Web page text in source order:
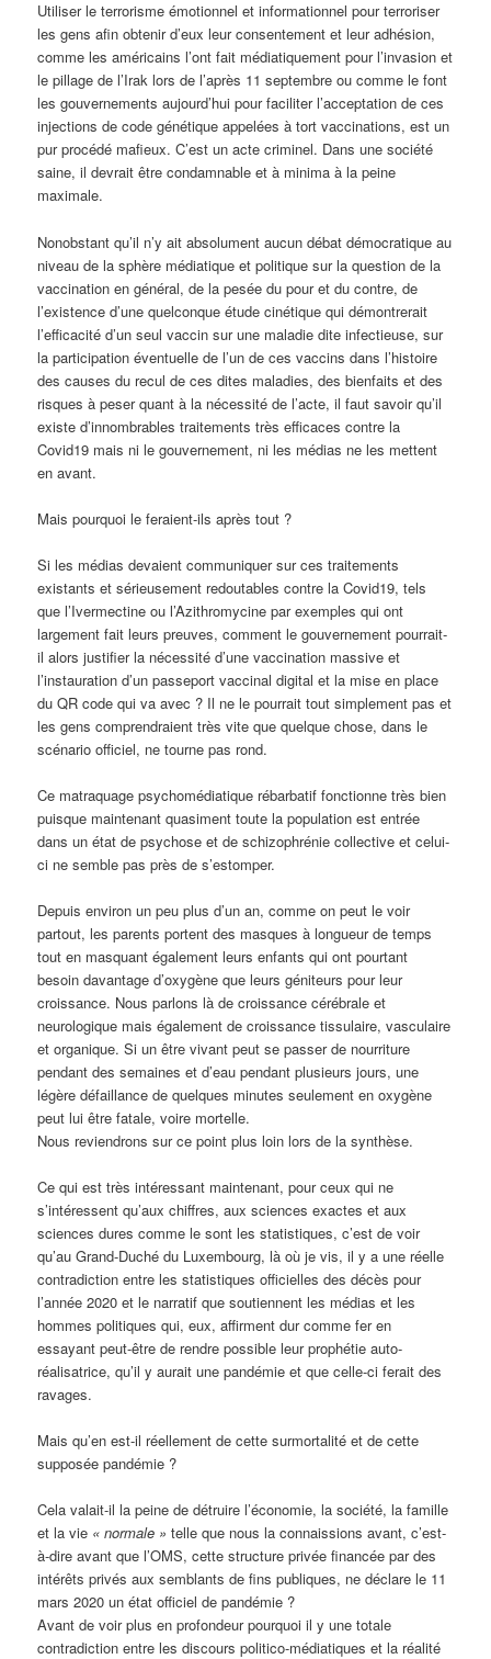
Utiliser le terrorisme émotionnel et informationnel pour terroriser
les gens afin obtenir d’eux leur consentement et leur adhésion,
comme les américains l’ont fait médiatiquement pour l’invasion et
le pillage de l’Irak lors de l’après 11 septembre ou comme le font
les gouvernements aujourd’hui pour faciliter l’acceptation de ces
injections de code génétique appelées à tort vaccinations, est un
pur procédé mafieux. C’est un acte criminel. Dans une société
saine, il devrait être condamnable et à minima à la peine
maximale.
Nonobstant qu’il n’y ait absolument aucun débat démocratique au
niveau de la sphère médiatique et politique sur la question de la
vaccination en général, de la pesée du pour et du contre, de
l’existence d’une quelconque étude cinétique qui démontrerait
l’efficacité d’un seul vaccin sur une maladie dite infectieuse, sur
la participation éventuelle de l’un de ces vaccins dans l’histoire
des causes du recul de ces dites maladies, des bienfaits et des
risques à peser quant à la nécessité de l’acte, il faut savoir qu’il
existe d’innombrables traitements très efficaces contre la
Covid19 mais ni le gouvernement, ni les médias ne les mettent
en avant.
Mais pourquoi le feraient-ils après tout ?
Si les médias devaient communiquer sur ces traitements
existants et sérieusement redoutables contre la Covid19, tels
que l’Ivermectine ou l’Azithromycine par exemples qui ont
largement fait leurs preuves, comment le gouvernement pourrait-
il alors justifier la nécessité d’une vaccination massive et
l’instauration d’un passeport vaccinal digital et la mise en place
du QR code qui va avec ? Il ne le pourrait tout simplement pas et
les gens comprendraient très vite que quelque chose, dans le
scénario officiel, ne tourne pas rond.
Ce matraquage psychomédiatique rébarbatif fonctionne très bien
puisque maintenant quasiment toute la population est entrée
dans un état de psychose et de schizophrénie collective et celui-
ci ne semble pas près de s’estomper.
Depuis environ un peu plus d’un an, comme on peut le voir
partout, les parents portent des masques à longueur de temps
tout en masquant également leurs enfants qui ont pourtant
besoin davantage d’oxygène que leurs géniteurs pour leur
croissance. Nous parlons là de croissance cérébrale et
neurologique mais également de croissance tissulaire, vasculaire
et organique. Si un être vivant peut se passer de nourriture
pendant des semaines et d’eau pendant plusieurs jours, une
légère défaillance de quelques minutes seulement en oxygène
peut lui être fatale, voire mortelle.
Nous reviendrons sur ce point plus loin lors de la synthèse.
Ce qui est très intéressant maintenant, pour ceux qui ne
s’intéressent qu’aux chiffres, aux sciences exactes et aux
sciences dures comme le sont les statistiques, c’est de voir
qu’au Grand-Duché du Luxembourg, là où je vis, il y a une réelle
contradiction entre les statistiques officielles des décès pour
l’année 2020 et le narratif que soutiennent les médias et les
hommes politiques qui, eux, affirment dur comme fer en
essayant peut-être de rendre possible leur prophétie auto-
réalisatrice, qu’il y aurait une pandémie et que celle-ci ferait des
ravages.
Mais qu’en est-il réellement de cette surmortalité et de cette
supposée pandémie ?
Cela valait-il la peine de détruire l’économie, la société, la famille
et la vie « normale » telle que nous la connaissions avant, c’est-
à-dire avant que l’OMS, cette structure privée financée par des
intérêts privés aux semblants de fins publiques, ne déclare le 11
mars 2020 un état officiel de pandémie ?
Avant de voir plus en profondeur pourquoi il y une totale
contradiction entre les discours politico-médiatiques et la réalité